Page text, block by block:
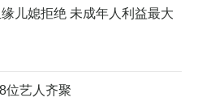
儿媳拒绝 未成年人利益最大
位艺人齐聚